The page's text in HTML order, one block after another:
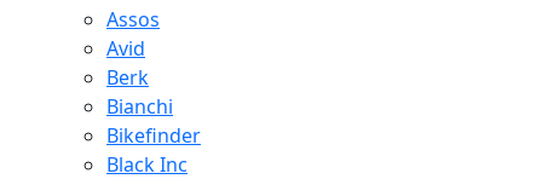
Assos
Avid
Berk
Bianchi
Bikefinder
Black Inc